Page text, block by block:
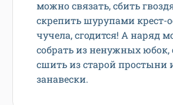
можно связать, сбить
скрепить шурупами крест-
чучела, сгодится! А наряд
собрать из ненужных юбок,
сшить из старой простыни
занавески.